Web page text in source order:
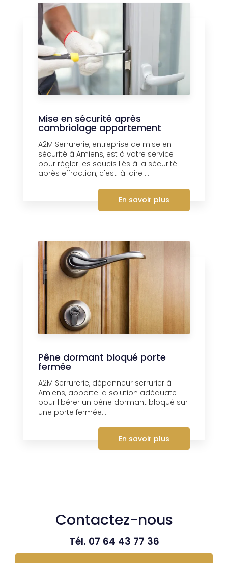
Mise en sécurité après
cambriolage appartement
A2M Serrurerie, entreprise de mise en
sécurité à Amiens, est à votre service
pour régler les soucis liés à la sécurité
après effraction, c'est-à-dire ...
En savoir plus
Pêne dormant bloqué porte
fermée
A2M Serrurerie, dépanneur serrurier à
Amiens, apporte la solution adéquate
pour libérer un pêne dormant bloqué sur
une porte fermée....
En savoir plus
Contactez-nous
Tél. 07 64 43 77 36